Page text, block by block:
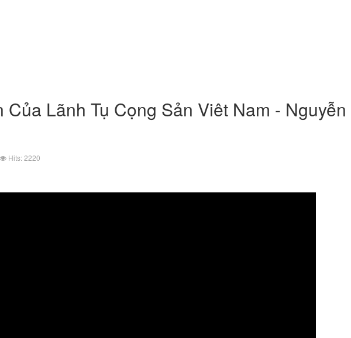
Của Lãnh Tụ Cọng Sản Viêt Nam - Nguyễn
Hits: 2220